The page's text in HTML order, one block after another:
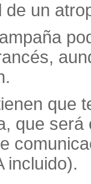
de un
que
que
incluido).